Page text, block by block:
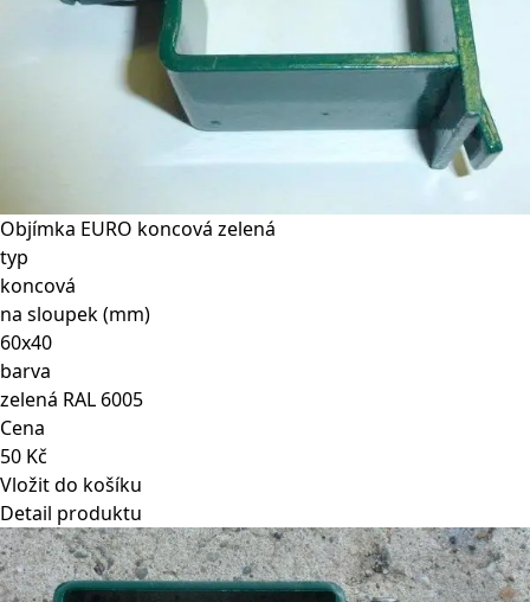
Objímka EURO koncová zelená
typ
koncová
na sloupek (mm)
60x40
barva
zelená RAL 6005
Cena
50 Kč
Vložit do košíku
Detail produktu